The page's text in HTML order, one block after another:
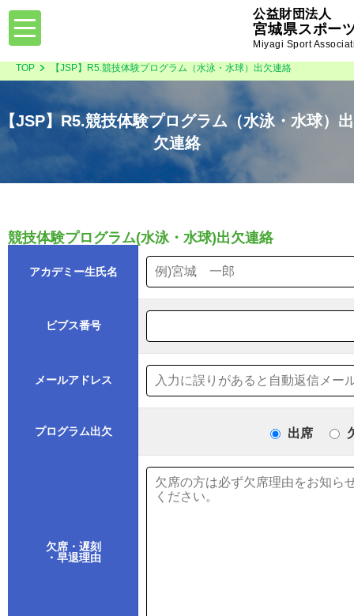
公益財団法人
宮城県スポー
Miyagi Sport
toggle
navigation
TOP 【JSP】R5.競技体験プログラム（水泳・水球）出欠連絡
【JSP】R5.競技体験プログラム（水泳・水球）出
欠連絡
競技体験プログラム(水泳・水球)出欠連絡
アカデミー生氏名
ビブス番号
メールアドレス
プログラム出欠 出席
欠席・遅刻
・早退理由